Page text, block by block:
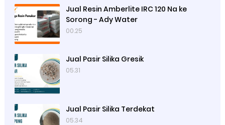
Jual Resin Amberlite IRC 120 Na ke
Sorong - Ady Water
00.25
Jual Pasir Silika Gresik
05.31
Jual Pasir Silika Terdekat
05.34